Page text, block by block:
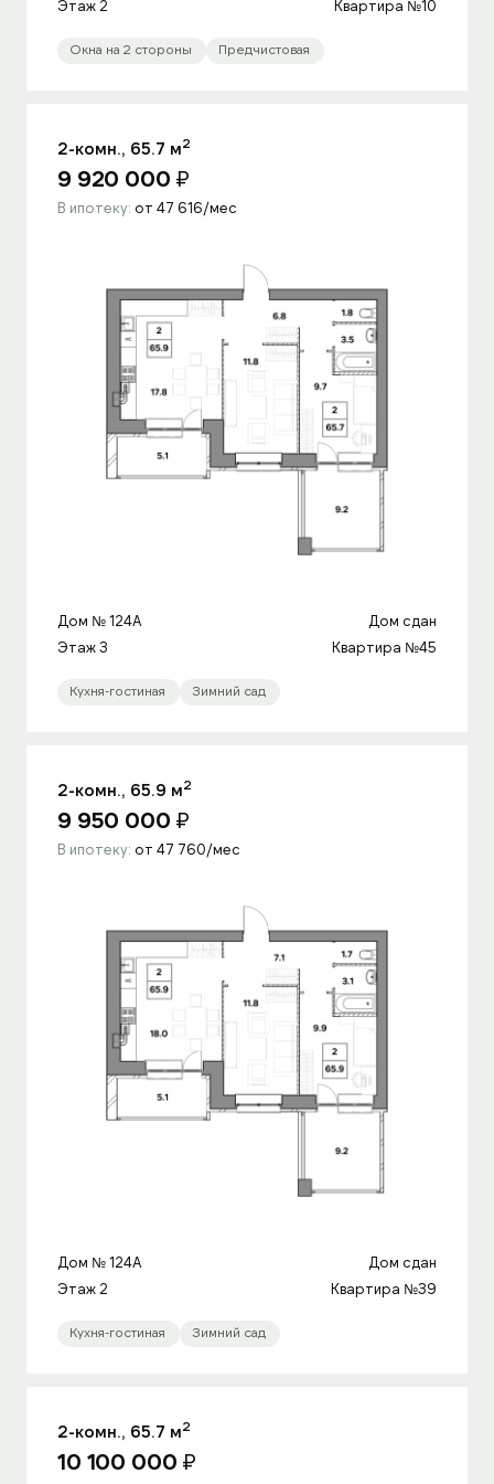
Этаж 2
Квартира №10
Окна на 2 стороны Предчистовая
2-комн., 65.7 м2
9 920 000 ₽
В ипотеку: от 47 616/мес
Дом № 124A
Дом сдан
Этаж 3
Квартира №45
Кухня-гостиная Зимний сад
2-комн., 65.9 м2
9 950 000 ₽
В ипотеку: от 47 760/мес
Дом № 124A
Дом сдан
Этаж 2
Квартира №39
Кухня-гостиная Зимний сад
2-комн., 65.7 м2
10 100 000 ₽